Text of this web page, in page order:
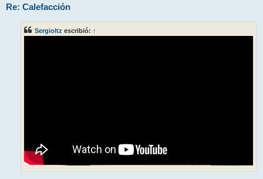
Re: Calefacción
Sergioltz escribió: ↑